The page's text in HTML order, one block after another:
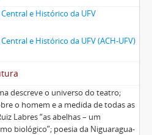
e Histórico da UFV
e Histórico da UFV (ACH-UFV)
descreve o universo do teatro;
o homem e a medida de todas as
Labres “as abelhas – um
biológico”; poesia da Niguaragua-